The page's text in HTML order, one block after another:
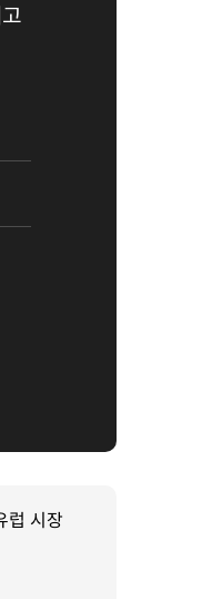
럽 시장